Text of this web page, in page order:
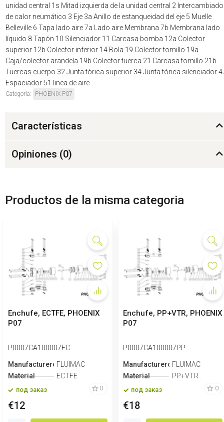
unidad central 1s Mitad izquierda de la unidad central 2
de calor neumático 3 Eje 3a Anillo de estanqueidad del eje 5 Muelle
Belleville 6 Tapa lado aire 7a Lado aire Membrana 7b Membrana lado
líquido 8 Tapón 10 Silenciador 11 Carcasa bomba 12a Colector
superior 12b Colector inferior 14 Bola 19 Colector tornillo 19a
Caja/colector arandela 19b Colector tuerca 21 Carcasa tornillo 21b
Tuercas cuerpo 32 Junta tórica superior 34 Junta tórica silenciador
Espaciador 51 linea de aire
Categoría: PHOENIX P07
Características
Opiniones (0)
Productos de la misma categoria
Enchufe, ECTFE, PHOENIX
P07
P0007CA100007EC
Manufacturero FLUIMAC
Material
ECTFE
под заказ 0
€12
Enchufe, PP+VTR, PHOENIX
P07
P0007CA100007PP
Manufacturero FLUIMAC
Material
PP+VTR
под заказ 0
€18